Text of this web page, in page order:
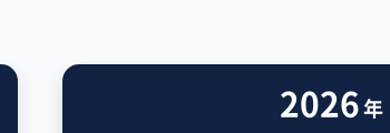
2026年